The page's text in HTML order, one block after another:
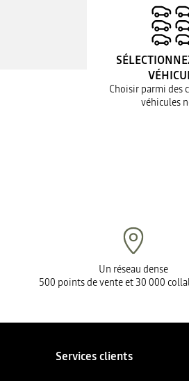
Choisir parmi des
véhicules
Un réseau dense
500 points de vente et 30 000
Services clients